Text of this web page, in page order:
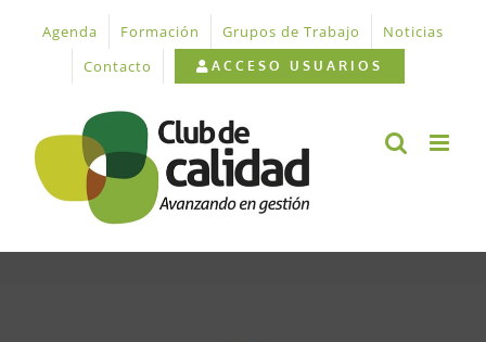
contenido
Agenda Formación Grupos de Trabajo
Noticias
Contacto
ACCESO USUARIOS